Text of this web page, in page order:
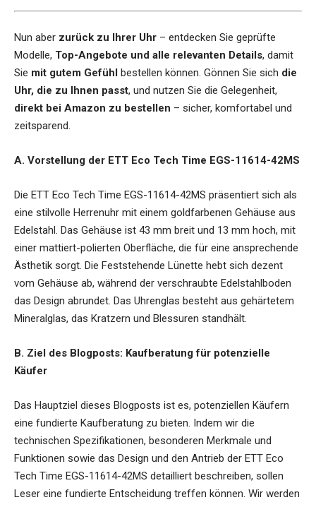
Nun aber zurück zu Ihrer Uhr – entdecken Sie geprüfte
Modelle, Top-Angebote und alle relevanten Details, damit
Sie mit gutem Gefühl bestellen können. Gönnen Sie sich die
Uhr, die zu Ihnen passt, und nutzen Sie die Gelegenheit,
direkt bei Amazon zu bestellen – sicher, komfortabel und
zeitsparend.
A. Vorstellung der ETT Eco Tech Time EGS-11614-42MS
Die ETT Eco Tech Time EGS-11614-42MS präsentiert sich als
eine stilvolle Herrenuhr mit einem goldfarbenen Gehäuse aus
Edelstahl. Das Gehäuse ist 43 mm breit und 13 mm hoch, mit
einer mattiert-polierten Oberfläche, die für eine ansprechende
Ästhetik sorgt. Die Feststehende Lünette hebt sich dezent
vom Gehäuse ab, während der verschraubte Edelstahlboden
das Design abrundet. Das Uhrenglas besteht aus gehärtetem
Mineralglas, das Kratzern und Blessuren standhält.
B. Ziel des Blogposts: Kaufberatung für potenzielle
Käufer
Das Hauptziel dieses Blogposts ist es, potenziellen Käufern
eine fundierte Kaufberatung zu bieten. Indem wir die
technischen Spezifikationen, besonderen Merkmale und
Funktionen sowie das Design und den Antrieb der ETT Eco
Tech Time EGS-11614-42MS detailliert beschreiben, sollen
Leser eine fundierte Entscheidung treffen können. Wir werden